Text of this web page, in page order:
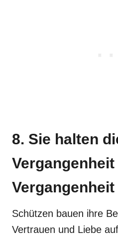
8. Sie halten
Vergangenheit
Schützen bauen ihre
Vertrauen und Liebe